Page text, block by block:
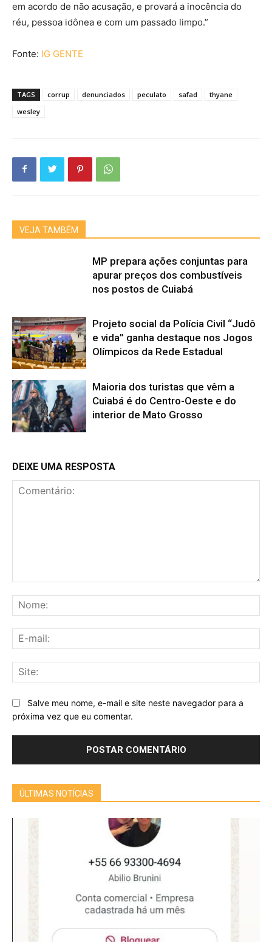
em acordo de não acusação, e provará a inocência do
réu, pessoa idônea e com um passado limpo.”
Fonte: IG GENTE
TAGS corrup denunciados peculato safad
thyane
wesley
VEJA TAMBÉM
MP prepara ações conjuntas para
apurar preços dos combustíveis
nos postos de Cuiabá
Projeto social da Polícia Civil “Judô
e vida” ganha destaque nos Jogos
Olímpicos da Rede Estadual
Maioria dos turistas que vêm a
Cuiabá é do Centro-Oeste e do
interior de Mato Grosso
DEIXE UMA RESPOSTA
Salve meu nome, e-mail e site neste navegador para a
próxima vez que eu comentar.
ÚLTIMAS NOTÍCIAS